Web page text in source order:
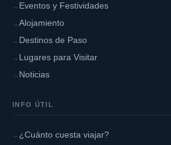
Eventos y Festividades
Alojamiento
Destinos de Paso
Lugares para Visitar
Noticias
INFO ÚTIL
¿Cuánto cuesta viajar?